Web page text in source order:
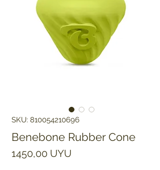
SKU: 810054210696
Benebone Rubber Cone
1450,00 UYU